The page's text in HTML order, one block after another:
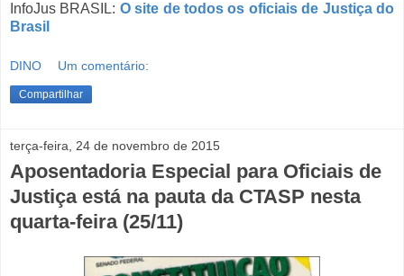
InfoJus BRASIL: O site de todos os oficiais de Justiça do
Brasil
DINO Um comentário:
Compartilhar
terça-feira, 24 de novembro de 2015
Aposentadoria Especial para Oficiais de
Justiça está na pauta da CTASP nesta
quarta-feira (25/11)